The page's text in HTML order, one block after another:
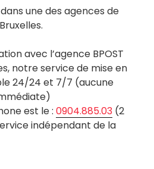
une des agences de
avec l’agence BPOST
notre service de mise en
24/24 et 7/7 (aucune
est le : 0904.885.03 (2
indépendant de la